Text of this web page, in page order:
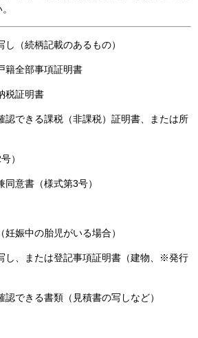
（続柄記載のあるもの）
籍全部事項証明書
税証明書
認できる課税（非課税）証明書、または所
）
意書（様式第3号）
娠中の胎児がいる場合）
し、または登記事項証明書（建物、※発行
できる書類（見積書の写しなど）